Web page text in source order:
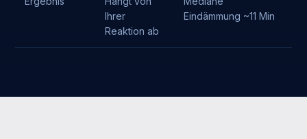
Ihrer
Reaktion ab
Eindämmung ~11 Min